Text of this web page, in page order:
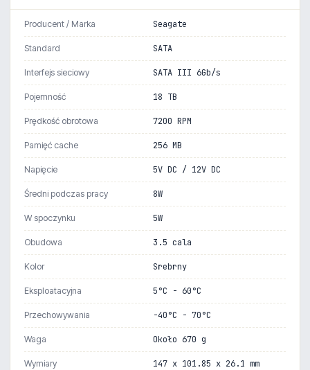
Producent / Marka Seagate
Standard SATA
Interfejs sieciowy SATA III 6Gb/s
Pojemność 18 TB
Prędkość obrotowa 7200 RPM
Pamięć cache 256 MB
Napięcie 5V DC / 12V DC
Średni podczas pracy 8W
W spoczynku 5W
Obudowa 3.5 cala
Kolor Srebrny
Eksploatacyjna 5°C - 60°C
Przechowywania -40°C - 70°C
Waga Około 670 g
Wymiary 147 x 101.85 x 26.1 mm